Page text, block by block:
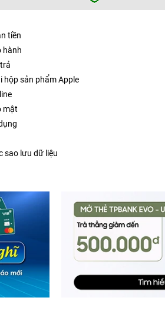
tiền
hành
hộp sản phẩm Apple
mật
sao lưu dữ liệu